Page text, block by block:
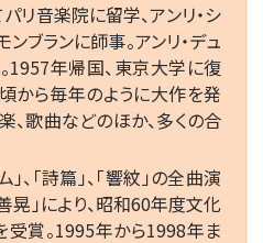
リ音楽院に留学、アンリ・シ
ンブランに師事。アンリ・デュ
1957年帰国、東京大学に復
から毎年のように大作を発
、歌曲などのほか、多くの合
、「詩篇」、「響紋」の全曲演
」により、昭和60年度文化
賞。1995年から1998年ま